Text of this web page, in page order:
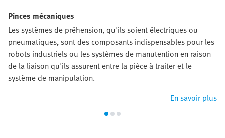
Pinces mécaniques​
Les systèmes de préhension, qu'ils soient électriques ou
pneumatiques, sont des composants indispensables pour les
robots industriels ou les systèmes de manutention en raison
de la liaison qu'ils assurent entre la pièce à traiter et le
système de manipulation.
En savoir plus